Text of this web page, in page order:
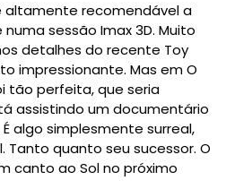
altamente recomendável a
sessão Imax 3D. Muito
detalhes do recente Toy
impressionante. Mas em O
tão perfeita, que seria
assistindo um documentário
algo simplesmente surreal,
Tanto quanto seu sucessor. O
canto ao Sol no próximo